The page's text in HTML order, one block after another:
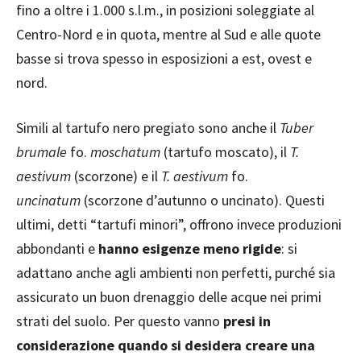
fino a oltre i 1.000 s.l.m., in posizioni soleggiate al
Centro-Nord e in quota, mentre al Sud e alle quote
basse si trova spesso in esposizioni a est, ovest e
nord.
Simili al tartufo nero pregiato sono anche il Tuber
brumale fo. moschatum (tartufo moscato), il T.
aestivum (scorzone) e il T. aestivum fo.
uncinatum (scorzone d’autunno o uncinato). Questi
ultimi, detti “tartufi minori”, offrono invece produzioni
abbondanti e hanno esigenze meno rigide: si
adattano anche agli ambienti non perfetti, purché sia
assicurato un buon drenaggio delle acque nei primi
strati del suolo. Per questo vanno presi in
considerazione quando si desidera creare una